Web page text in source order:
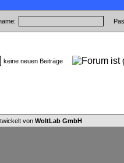
keine neuen Beiträge
von WoltLab GmbH